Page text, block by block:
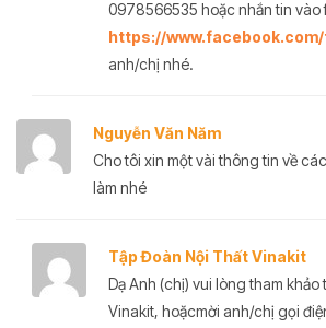
0978566535 hoặc nhắn tin vào
https://
anh/chị nhé.
Nguyễn Văn Năm
Cho tôi xin một vài thông tin về
làm nhé
Tập Đoàn Nội Thất Vinakit
Dạ Anh (chị) vui lòng tham
Vinakit, hoặcmời anh/chị gọi